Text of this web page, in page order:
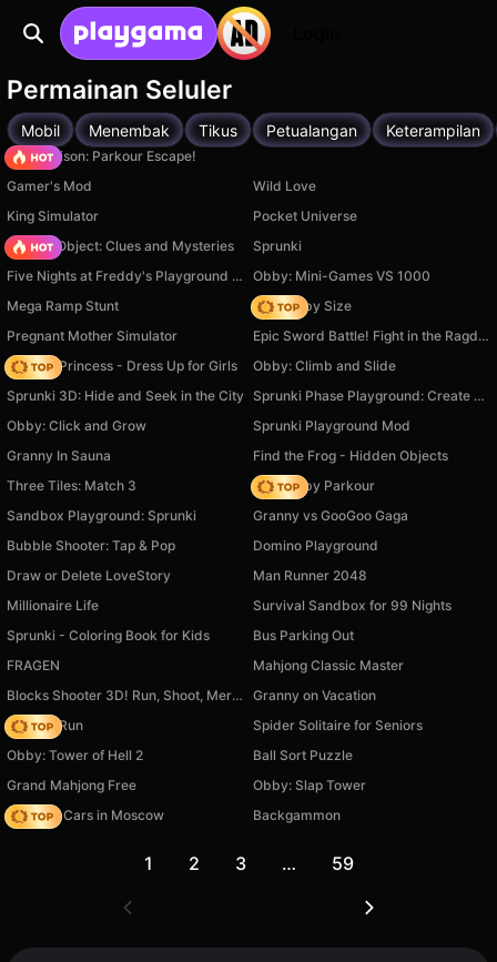
Permainan Seluler
Mobil Menembak Tikus Petualangan Keterampilan
Barry Prison: Parkour Escape!
Gamer's Mod
Wild Love
King Simulator
Pocket Universe
Hidden Object: Clues and Mysteries
Sprunki
Five Nights at Freddy's Playground Sandbox
Obby: Mini-Games VS 1000
Mega Ramp Stunt
Your Obby Size
Pregnant Mother Simulator
Epic Sword Battle! Fight in the Ragdoll Arena!
Fashion Princess - Dress Up for Girls
Obby: Climb and Slide
Sprunki 3D: Hide and Seek in the City
Sprunki Phase Playground: Create Sprunki and Music
Obby: Click and Grow
Sprunki Playground Mod
Granny In Sauna
Find the Frog - Hidden Objects
Three Tiles: Match 3
Your Obby Parkour
Sandbox Playground: Sprunki
Granny vs GooGoo Gaga
Bubble Shooter: Tap & Pop
Domino Playground
Draw or Delete LoveStory
Man Runner 2048
Millionaire Life
Survival Sandbox for 99 Nights
Sprunki - Coloring Book for Kids
Bus Parking Out
FRAGEN
Mahjong Classic Master
Blocks Shooter 3D! Run, Shoot, Merge Weapons!
Granny on Vacation
Rooftop Run
Spider Solitaire for Seniors
Obby: Tower of Hell 2
Ball Sort Puzzle
Grand Mahjong Free
Obby: Slap Tower
Race On Cars in Moscow
Backgammon
1 2 3 … 59